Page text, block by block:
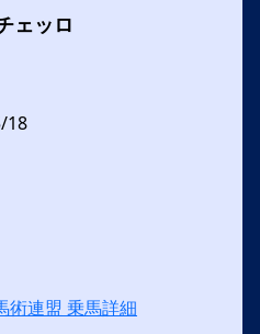
ェッロ
18
術連盟 乗馬詳細